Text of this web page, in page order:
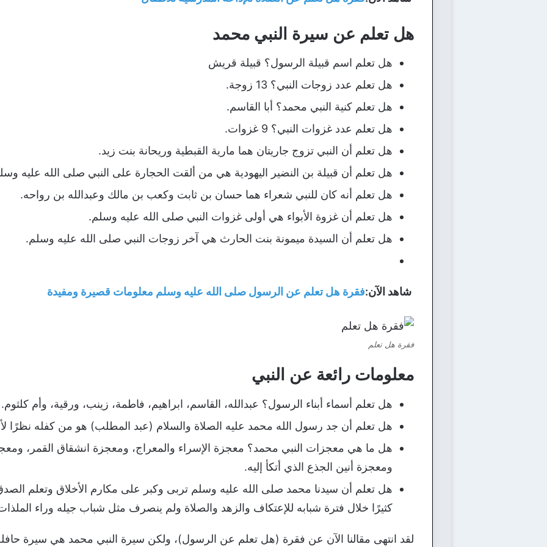
هل تعلم عن سيرة النبي محمد
هل تعلم اسم قبيلة الرسول؟ قبيلة قريش
هل تعلم عدد زوجات النبي؟ 13 زوجة.
هل تعلم كنية النبي محمد؟ أبا القاسم.
هل تعلم عدد غزوات النبي؟ 9 غزوات.
هل تعلم أن النبي تزوج جاريتان هما مارية القبطية وريحانة بنت زيد.
هل تعلم أن قبيلة بن النضير اليهودية هي من ألقت الحجارة على النبي صلى الله عليه
هل تعلم أنه كان للنبي شعراء هما حسان بن ثابت وكعب بن مالك وعبدالله بن رواحه.
هل تعلم أن غزوة الأبواء هي أولى غزوات النبي صلى الله عليه وسلم.
هل تعلم أن السيدة ميمونة بنت الحارث هي آخر زوجات النبي صلى الله عليه وسلم.
شاهد الآن:فقرة هل تعلم عن الرسول صلى الله عليه وسلم معلومات قصيرة ومفيدة
فقرة هل تعلم
معلومات رائعة عن النبي
هل تعلم أسماء أبناء الرسول؟ عبدالله، القاسم، ابراهيم، فاطمة، زينب، ورقية، وأم كلثوم.
هل تعلم أن جد رسول الله محمد عليه الصلاة والسلام (عبد المطلب) هو من كفله نظرًا
هل ما هي معجزات النبي محمد؟ معجزة الإسراء والمعراج، ومعجزة انشقاق القمر،
ومعجزة أنين الجذع الذي أتكأ إليه.
هل تعلم أن سيدنا محمد صلى الله عليه وسلم تربى وكبر على مكارم الأخلاق وتعلم
كثيرًا خلال فترة شبابه للإعتكاف والزهد والصلاة ولم ينصرف مثل شباب جيله وراء
لقد انتهى مقالنا الآن عن فقرة (هل تعلم عن الرسول)، ولكن سيرة النبي محمد هي سيرة حافلة